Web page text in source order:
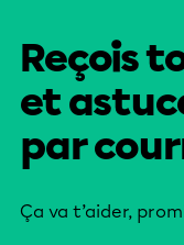
Reçois
et
par
Ça va t’aider,